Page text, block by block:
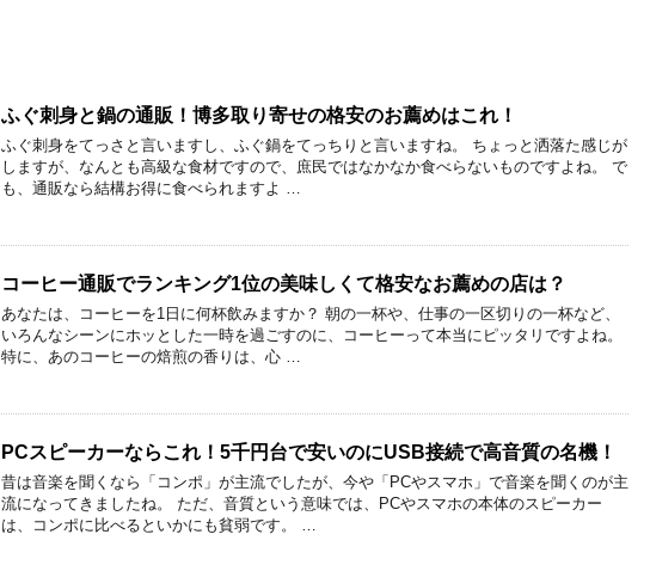
ふぐ刺身と鍋の通販！博多取り寄せの格安のお薦めはこれ！
ふぐ刺身をてっさと言いますし、ふぐ鍋をてっちりと言いますね。 ちょっと洒落た感じが
しますが、なんとも高級な食材ですので、庶民ではなかなか食べらないものですよね。 で
も、通販なら結構お得に食べられますよ …
コーヒー通販でランキング1位の美味しくて格安なお薦めの店は？
あなたは、コーヒーを1日に何杯飲みますか？ 朝の一杯や、仕事の一区切りの一杯など、
いろんなシーンにホッとした一時を過ごすのに、コーヒーって本当にピッタリですよね。
特に、あのコーヒーの焙煎の香りは、心 …
PCスピーカーならこれ！5千円台で安いのにUSB接続で高音質の名機！
昔は音楽を聞くなら「コンポ」が主流でしたが、今や「PCやスマホ」で音楽を聞くのが主
流になってきましたね。 ただ、音質という意味では、PCやスマホの本体のスピーカー
は、コンポに比べるといかにも貧弱です。 …